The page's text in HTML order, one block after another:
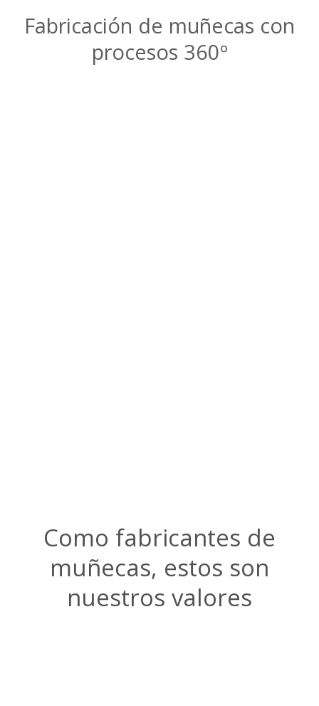
Fabricación de muñecas con
procesos 360º
Como fabricantes de
muñecas, estos son
nuestros valores